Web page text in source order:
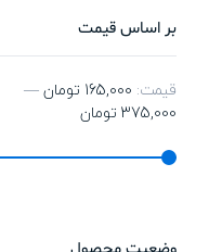
بر اساس قیمت
قیمت: 165,000 تومان
—
375,000 تومان